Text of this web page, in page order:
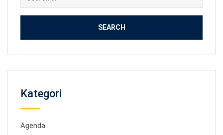
for:
Kategori
Agenda